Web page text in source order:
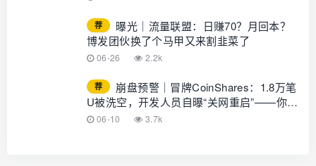
荐
曝光｜流量联盟：日赚70？月回本？
博发团伙换了个马甲又来割韭菜了
06-26 2.2k
荐
崩盘预警｜冒牌CoinShares：1.8万笔
U被洗空，开发人员自曝“关网重启”——你的
钱早已不在账上
06-10 3.7k